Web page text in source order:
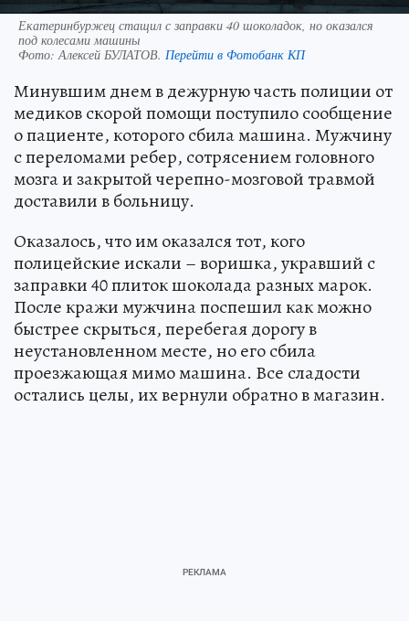
Екатеринбуржец стащил с заправки 40 шоколадок, но оказался
под колесами машины
Фото: Алексей БУЛАТОВ. Перейти в Фотобанк КП
Минувшим днем в дежурную часть полиции от
медиков скорой помощи поступило сообщение
о пациенте, которого сбила машина. Мужчину
с переломами ребер, сотрясением головного
мозга и закрытой черепно-мозговой травмой
доставили в больницу.
Оказалось, что им оказался тот, кого
полицейские искали – воришка, укравший с
заправки 40 плиток шоколада разных марок.
После кражи мужчина поспешил как можно
быстрее скрыться, перебегая дорогу в
неустановленном месте, но его сбила
проезжающая мимо машина. Все сладости
остались целы, их вернули обратно в магазин.